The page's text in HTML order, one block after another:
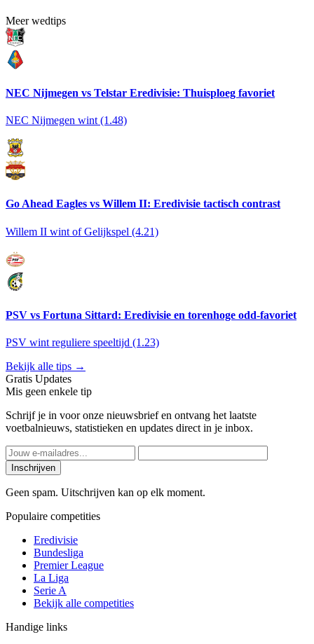
Meer wedtips
NEC Nijmegen vs Telstar Eredivisie: Thuisploeg favoriet
NEC Nijmegen wint (1.48)
Go Ahead Eagles vs Willem II: Eredivisie tactisch contrast
Willem II wint of Gelijkspel (4.21)
PSV vs Fortuna Sittard: Eredivisie en torenhoge odd-favoriet
PSV wint reguliere speeltijd (1.23)
Bekijk alle tips →
Gratis Updates
Mis geen enkele tip
Schrijf je in voor onze nieuwsbrief en ontvang het laatste
voetbalnieuws, statistieken en updates direct in je inbox.
Inschrijven
Geen spam. Uitschrijven kan op elk moment.
Populaire competities
Eredivisie
Bundesliga
Premier League
La Liga
Serie A
Bekijk alle competities
Handige links